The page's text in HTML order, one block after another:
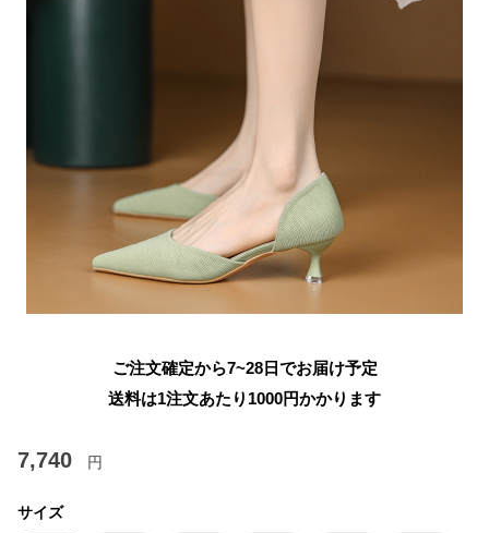
ご注文確定から7~28日でお届け予定
送料は1注文あたり 1000円かかります
7,740 円
サイズ